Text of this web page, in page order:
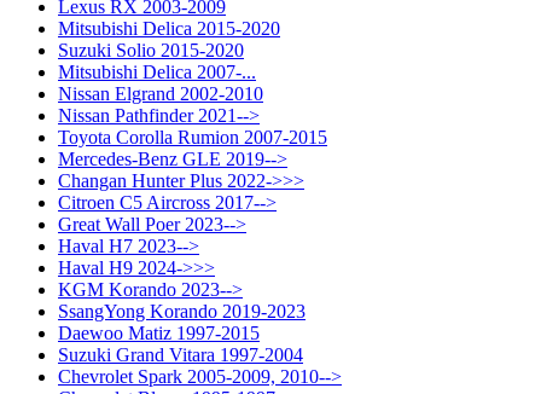
Lexus RX 2003-2009
Mitsubishi Delica 2015-2020
Suzuki Solio 2015-2020
Mitsubishi Delica 2007-...
Nissan Elgrand 2002-2010
Nissan Pathfinder 2021-->
Toyota Corolla Rumion 2007-2015
Mercedes-Benz GLE 2019-->
Changan Hunter Plus 2022->>>
Citroen C5 Aircross 2017-->
Great Wall Poer 2023-->
Haval H7 2023-->
Haval H9 2024->>>
KGM Korando 2023-->
SsangYong Korando 2019-2023
Daewoo Matiz 1997-2015
Suzuki Grand Vitara 1997-2004
Chevrolet Spark 2005-2009, 2010-->